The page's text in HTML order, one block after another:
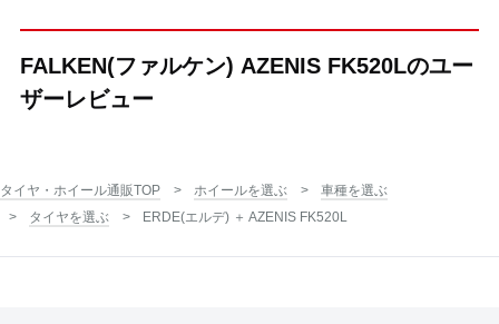
FALKEN(ファルケン) AZENIS FK520Lのユー
ザーレビュー
タイヤ・ホイール通販TOP ホイールを選ぶ
車種を選ぶ
タイヤを選ぶ
ERDE(エルデ) ＋ AZENIS FK520L